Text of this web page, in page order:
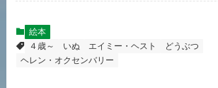
絵本
４歳～
いぬ エイミー・ヘスト
どうぶつ
ヘレン・オクセンバリー